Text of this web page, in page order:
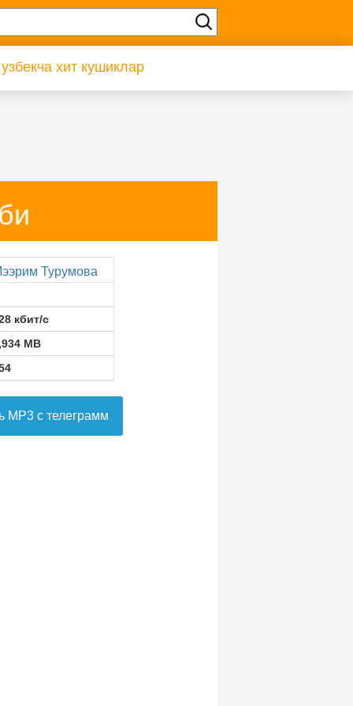
хит кушиклар
Турумова
кбит/с
MB
MP3 с телеграмм